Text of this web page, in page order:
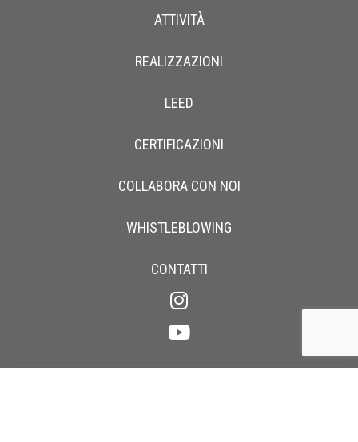
ATTIVITÀ
REALIZZAZIONI
LEED
CERTIFICAZIONI
COLLABORA CON NOI
WHISTLEBLOWING
CONTATTI